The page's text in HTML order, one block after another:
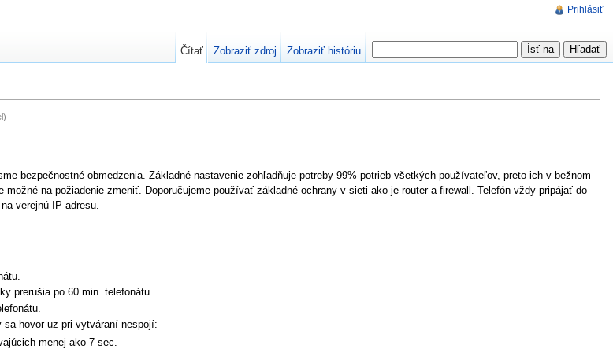
bezpečnostné obmedzenia. Základné nastavenie zohľadňuje potreby 99% potrieb všetkých používateľov, preto ich v bežnom
na požiadenie zmeniť. Doporučujeme používať základné ochrany v sieti ako je router a firewall. Telefón vždy pripájať do
verejnú IP adresu.
prerušia po 60 min. telefonátu.
sa hovor uz pri vytváraní nespojí:
menej ako 7 sec.
Prihlásiť
Čítať Zobraziť zdroj Zobraziť históriu